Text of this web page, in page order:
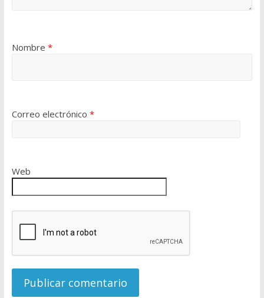
Nombre *
Correo electrónico *
Web